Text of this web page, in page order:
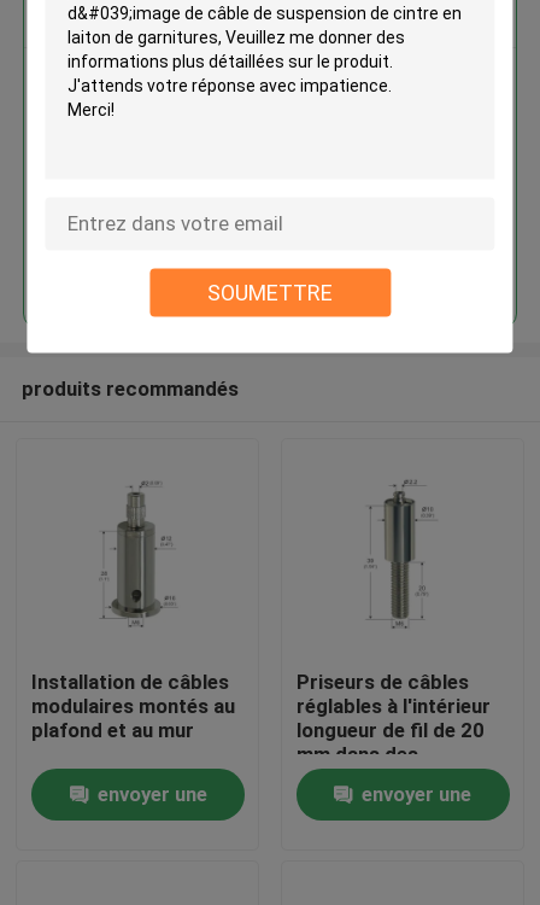
SOUMETTRE
Maison
Des produits
Pinces réglables YW86076 de fil
Continuer
produits recommandés
Installation de câbles
modulaires montés au
plafond et au mur
envoyer une
Priseurs de câbles
réglables à l'intérieur
longueur de fil de 20
mm dans des
emballages individuels
ou en vracenvoyer une